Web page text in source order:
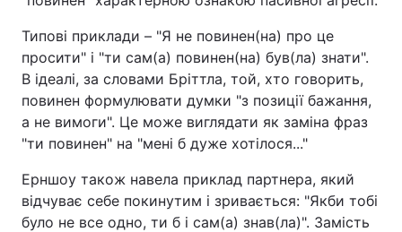
Типові приклади – "Я не повинен(на) про це
просити" і "ти сам(а) повинен(на) був(ла) знати".
В ідеалі, за словами Бріттла, той, хто говорить,
повинен формулювати думки "з позиції бажання,
а не вимоги". Це може виглядати як заміна фраз
"ти повинен" на "мені б дуже хотілося..."
Ерншоу також навела приклад партнера, який
відчуває себе покинутим і зривається: "Якби тобі
було не все одно, ти б і сам(а) знав(ла)". Замість